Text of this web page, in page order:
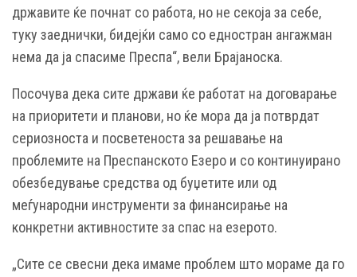
државите ќе почнат со работа, но не секоја за себе,
туку заеднички, бидејќи само со едностран ангажман
нема да ја спасиме Преспа“, вели Брајаноска.
Посочува дека сите држави ќе работат на договарање
на приоритети и планови, но ќе мора да ја потврдат
сериозноста и посветеноста за решавање на
проблемите на Преспанското Езеро и со континуирано
обезбедување средства од буџетите или од
меѓународни инструменти за финансирање на
конкретни активностите за спас на езерото.
„Сите се свесни дека имаме проблем што мораме да го